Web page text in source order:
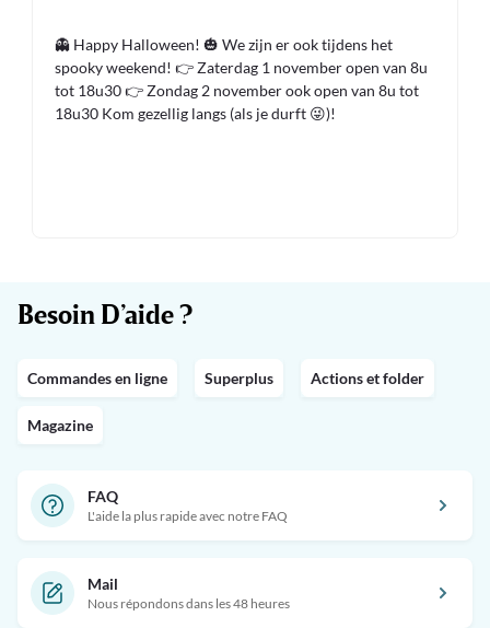
👻 Happy Halloween! 🎃 We zijn er ook tijdens het
spooky weekend! 👉 Zaterdag 1 november open van 8u
tot 18u30 👉 Zondag 2 november ook open van 8u tot
18u30 Kom gezellig langs (als je durft 😜)!
Besoin D’aide ?
Commandes en ligne Superplus Actions et folder
Magazine
FAQ
L'aide la plus rapide avec notre FAQ
Mail
Nous répondons dans les 48 heures